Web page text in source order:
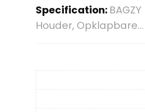
Specification:
Houder, Opklapbare…